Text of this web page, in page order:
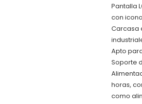
Pantalla
con
Carcasa
Apto
Soporte
horas,
como